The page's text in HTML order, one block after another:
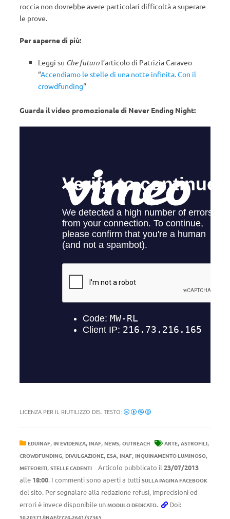
roccia non dovrebbe avere particolari difficoltà a superare
le prove.
Per saperne di più:
Leggi su Che futuro l’articolo di Patrizia Caraveo
“Accendiamo le stelle di una notte infinita. Con il
crowdfunding“
Guarda il video promozionale di Never Ending Night:
LICENZA PER IL RIUTILIZZO DEL TESTO:
EDUINAF, IN EVIDENZA, INAF, NEWS, OUTREACH ARTE, ASTROFILI,
CROWDFUNDING, DIVULGAZIONE, ESA, INAF, INQUINAMENTO LUMINOSO,
METEORITI, STELLE CADENTI Articolo pubblicato il 23/07/2013
alle 18:00. I commenti sono aperti a tutti SULLA PAGINA FACEBOOK
del sito. Per segnalare alla redazione refusi, imprecisioni ed
errori è invece disponibile un MODULO DEDICATO. Doi:
10.20371/INAF/2724-2641/37365